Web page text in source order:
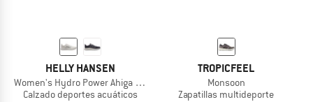
HELLY HANSEN
Women's Hydro Power Ahiga Evo 5
Calzado deportes acuáticos
TROPICFEEL
Monsoon
Zapatillas multideporte